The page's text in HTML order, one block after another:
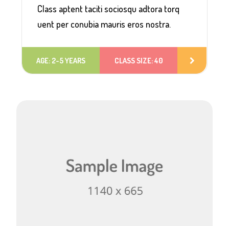
Class aptent taciti sociosqu adtora torq
uent per conubia mauris eros nostra.
AGE: 2-5 YEARS CLASS SIZE: 40